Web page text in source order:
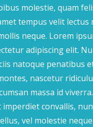
molestie, quam
tempus velit lectus
neque. Lorem
adipiscing elit.
natoque penatibus
nascetur
massa id
imperdiet convallis,
vel molestie